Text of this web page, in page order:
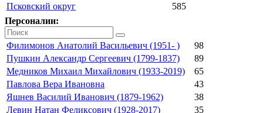
Псковский округ
585
Персоналии:
Филимонов Анатолий Васильевич (1951- )
98
Пушкин Александр Сергеевич (1799-1837)
89
Медников Михаил Михайлович (1933-2019)
65
Павлова Вера Ивановна
43
Яшнев Василий Иванович (1879-1962)
38
Левин Натан Феликсович (1928-2017)
35